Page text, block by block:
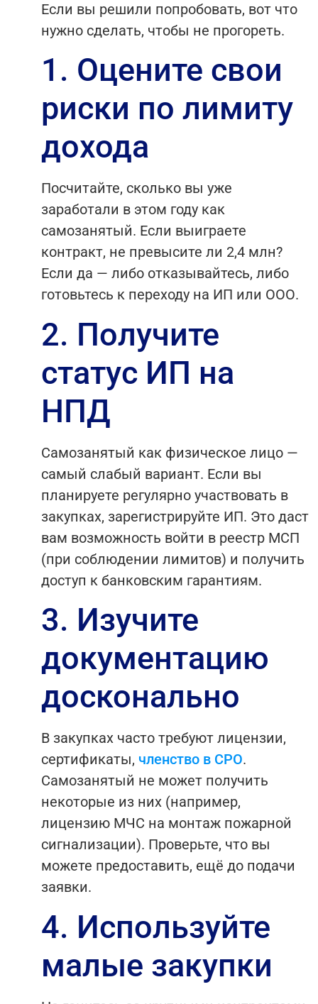
Если вы решили попробовать, вот что
нужно сделать, чтобы не прогореть.
1. Оцените свои
риски по лимиту
дохода
Посчитайте, сколько вы уже
заработали в этом году как
самозанятый. Если выиграете
контракт, не превысите ли 2,4 млн?
Если да — либо отказывайтесь, либо
готовьтесь к переходу на ИП или ООО.
2. Получите
статус ИП на
НПД
Самозанятый как физическое лицо —
самый слабый вариант. Если вы
планируете регулярно участвовать в
закупках, зарегистрируйте ИП. Это даст
вам возможность войти в реестр МСП
(при соблюдении лимитов) и получить
доступ к банковским гарантиям.
3. Изучите
документацию
досконально
В закупках часто требуют лицензии,
сертификаты, членство в СРО.
Самозанятый не может получить
некоторые из них (например,
лицензию МЧС на монтаж пожарной
сигнализации). Проверьте, что вы
можете предоставить, ещё до подачи
заявки.
4. Используйте
малые закупки